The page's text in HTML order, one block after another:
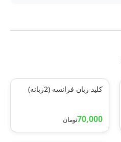
کلید زبان فرانسه (2زبانه)
70,000تومان